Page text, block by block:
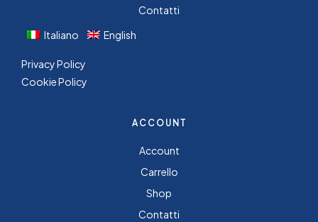
Contatti
Italiano
English
Privacy Policy
Cookie Policy
ACCOUNT
Account
Carrello
Shop
Contatti